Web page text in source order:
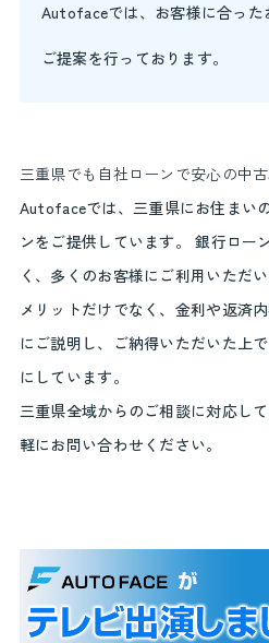
Autofaceでは、お客様に合った
ご提案を行っております。
三重県でも自社ローンで安心の中
Autofaceでは、三重県にお住まい
ンをご提供しています。 銀行ロー
く、多くのお客様にご利用いただい
メリットだけでなく、金利や返済
にご説明し、ご納得いただいた上
にしています。
三重県全域からのご相談に対応し
軽にお問い合わせください。